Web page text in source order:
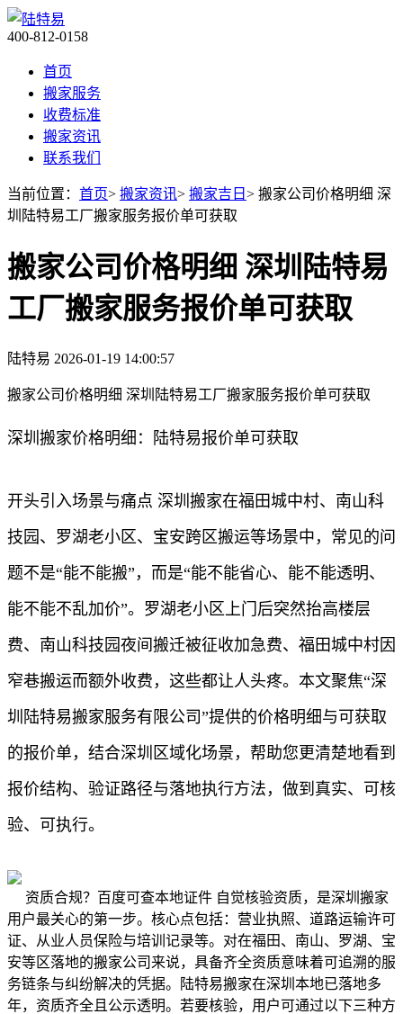
400-812-0158
首页
搬家服务
收费标准
搬家资讯
联系我们
当前位置： 首页> 搬家资讯> 搬家吉日 > 搬家公司价格明细 深
圳陆特易工厂搬家服务报价单可获取
搬家公司价格明细 深圳陆特易
工厂搬家服务报价单可获取
陆特易 2026-01-19 14:00:57
搬家公司价格明细 深圳陆特易工厂搬家服务报价单可获取
深圳搬家价格明细：陆特易报价单可获取
开头引入场景与痛点 深圳搬家在福田城中村、南山科
技园、罗湖老小区、宝安跨区搬运等场景中，常见的问
题不是“能不能搬”，而是“能不能省心、能不能透明、
能不能不乱加价”。罗湖老小区上门后突然抬高楼层
费、南山科技园夜间搬迁被征收加急费、福田城中村因
窄巷搬运而额外收费，这些都让人头疼。本文聚焦“深
圳陆特易搬家服务有限公司”提供的价格明细与可获取
的报价单，结合深圳区域化场景，帮助您更清楚地看到
报价结构、验证路径与落地执行方法，做到真实、可核
验、可执行。
资质合规？百度可查本地证件 自觉核验资质，是深圳搬家
用户最关心的第一步。核心点包括：营业执照、道路运输许可
证、从业人员保险与培训记录等。对在福田、南山、罗湖、宝
安等区落地的搬家公司来说，具备齐全资质意味着可追溯的服
务链条与纠纷解决的凭据。陆特易搬家在深圳本地已落地多
年，资质齐全且公示透明。若要核验，用户可通过以下三种方